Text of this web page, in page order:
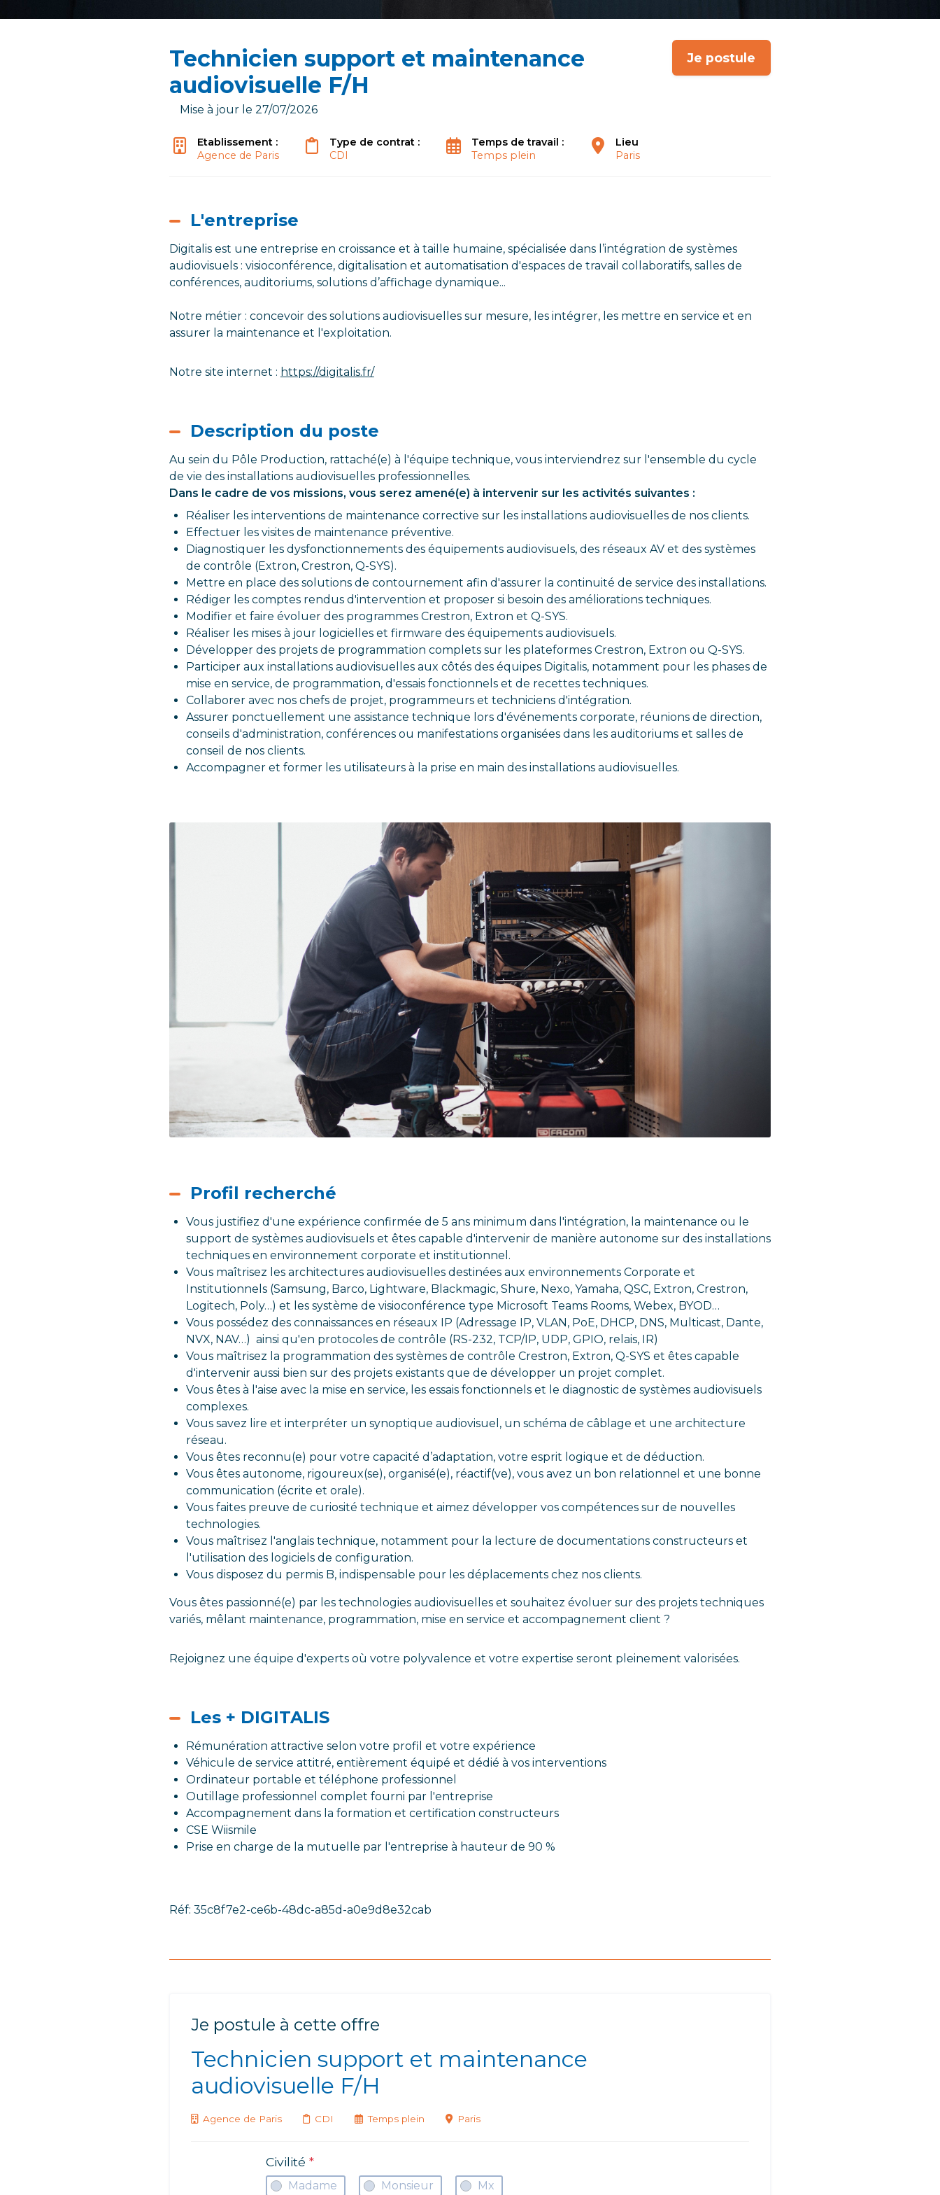
Technicien support et maintenance
audiovisuelle F/H
Je postule
Mise à jour le 27/07/2026
Etablissement :
Agence de Paris
Type de contrat :
CDI
Temps de travail :
Temps plein
Lieu
Paris
L'entreprise
Digitalis est une entreprise en croissance et à taille humaine, spécialisée dans l’intégration de systèmes
audiovisuels : visioconférence, digitalisation et automatisation d'espaces de travail collaboratifs, salles de
conférences, auditoriums, solutions d’affichage dynamique...
Notre métier : concevoir des solutions audiovisuelles sur mesure, les intégrer, les mettre en service et en
assurer la maintenance et l'exploitation.
Notre site internet : https://digitalis.fr/
Description du poste
Au sein du Pôle Production, rattaché(e) à l'équipe technique, vous interviendrez sur l'ensemble du cycle
de vie des installations audiovisuelles professionnelles.
Dans le cadre de vos missions, vous serez amené(e) à intervenir sur les activités suivantes :
Réaliser les interventions de maintenance corrective sur les installations audiovisuelles de nos clients.
Effectuer les visites de maintenance préventive.
Diagnostiquer les dysfonctionnements des équipements audiovisuels, des réseaux AV et des systèmes
de contrôle (Extron, Crestron, Q-SYS).
Mettre en place des solutions de contournement afin d'assurer la continuité de service des installations.
Rédiger les comptes rendus d'intervention et proposer si besoin des améliorations techniques.
Modifier et faire évoluer des programmes Crestron, Extron et Q-SYS.
Réaliser les mises à jour logicielles et firmware des équipements audiovisuels.
Développer des projets de programmation complets sur les plateformes Crestron, Extron ou Q-SYS.
Participer aux installations audiovisuelles aux côtés des équipes Digitalis, notamment pour les phases de
mise en service, de programmation, d'essais fonctionnels et de recettes techniques.
Collaborer avec nos chefs de projet, programmeurs et techniciens d'intégration.
Assurer ponctuellement une assistance technique lors d'événements corporate, réunions de direction,
conseils d'administration, conférences ou manifestations organisées dans les auditoriums et salles de
conseil de nos clients.
Accompagner et former les utilisateurs à la prise en main des installations audiovisuelles.
Profil recherché
Vous justifiez d'une expérience confirmée de 5 ans minimum dans l'intégration, la maintenance ou le
support de systèmes audiovisuels et êtes capable d'intervenir de manière autonome sur des installations
techniques en environnement corporate et institutionnel.
Vous maîtrisez les architectures audiovisuelles destinées aux environnements Corporate et
Institutionnels (Samsung, Barco, Lightware, Blackmagic, Shure, Nexo, Yamaha, QSC, Extron, Crestron,
Logitech, Poly…) et les système de visioconférence type Microsoft Teams Rooms, Webex, BYOD…
Vous possédez des connaissances en réseaux IP (Adressage IP, VLAN, PoE, DHCP, DNS, Multicast, Dante,
NVX, NAV…) ainsi qu'en protocoles de contrôle (RS-232, TCP/IP, UDP, GPIO, relais, IR)
Vous maîtrisez la programmation des systèmes de contrôle Crestron, Extron, Q-SYS et êtes capable
d'intervenir aussi bien sur des projets existants que de développer un projet complet.
Vous êtes à l'aise avec la mise en service, les essais fonctionnels et le diagnostic de systèmes audiovisuels
complexes.
Vous savez lire et interpréter un synoptique audiovisuel, un schéma de câblage et une architecture
réseau.
Vous êtes reconnu(e) pour votre capacité d’adaptation, votre esprit logique et de déduction.
Vous êtes autonome, rigoureux(se), organisé(e), réactif(ve), vous avez un bon relationnel et une bonne
communication (écrite et orale).
Vous faites preuve de curiosité technique et aimez développer vos compétences sur de nouvelles
technologies.
Vous maîtrisez l'anglais technique, notamment pour la lecture de documentations constructeurs et
l'utilisation des logiciels de configuration.
Vous disposez du permis B, indispensable pour les déplacements chez nos clients.
Vous êtes passionné(e) par les technologies audiovisuelles et souhaitez évoluer sur des projets techniques
variés, mêlant maintenance, programmation, mise en service et accompagnement client ?
Rejoignez une équipe d'experts où votre polyvalence et votre expertise seront pleinement valorisées.
Les + DIGITALIS
Rémunération attractive selon votre profil et votre expérience
Véhicule de service attitré, entièrement équipé et dédié à vos interventions
Ordinateur portable et téléphone professionnel
Outillage professionnel complet fourni par l'entreprise
Accompagnement dans la formation et certification constructeurs
CSE Wiismile
Prise en charge de la mutuelle par l'entreprise à hauteur de 90 %
Réf: 35c8f7e2-ce6b-48dc-a85d-a0e9d8e32cab
Je postule à cette offre
Technicien support et maintenance
audiovisuelle F/H
Agence de Paris CDI Temps plein Paris
Civilité*
Madame Monsieur Mx